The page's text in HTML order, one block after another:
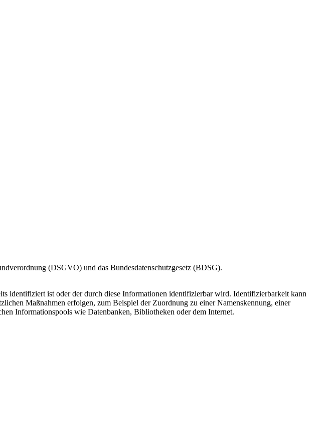
(DSGVO) und das Bundesdatenschutzgesetz (BDSG).
identifiziert ist oder der durch diese Informationen identifizierbar wird. Identifizierbarkeit kann
Maßnahmen erfolgen, zum Beispiel der Zuordnung zu einer Namenskennung, einer
Informationspools wie Datenbanken, Bibliotheken oder dem Internet.